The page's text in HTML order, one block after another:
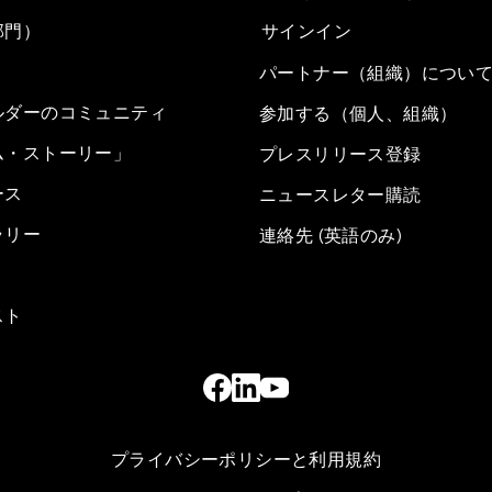
）
ーのコミュニティ
ストーリー」
リー
サインイン
パートナー（組織）につい
参加する（個人、組織）
プレスリリース登録
ニュースレター購読
連絡先 (英語のみ)
プライバシーポリシーと利用規約